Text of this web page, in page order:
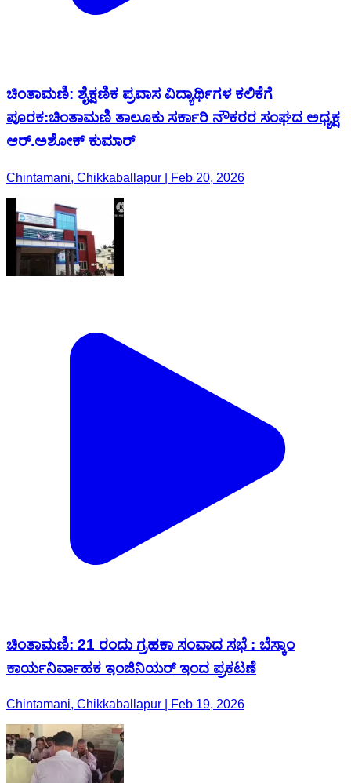
ಚಿಂತಾಮಣಿ: ಶೈಕ್ಷಣಿಕ ಪ್ರವಾಸ ವಿದ್ಯಾರ್ಥಿಗಳ ಕಲಿಕೆಗೆ
ಪೂರಕ:ಚಿಂತಾಮಣಿ ತಾಲೂಕು ಸರ್ಕಾರಿ ನೌಕರರ ಸಂಘದ ಅಧ್ಯಕ್ಷ
ಆರ್.ಅಶೋಕ್ ಕುಮಾರ್
Chintamani, Chikkaballapur | Feb 20, 2026
ಚಿಂತಾಮಣಿ: 21 ರಂದು ಗ್ರಹಕಾ ಸಂವಾದ ಸಭೆ : ಬೆಸ್ಕಾಂ
ಕಾರ್ಯನಿರ್ವಾಹಕ ಇಂಜಿನಿಯರ್ ಇಂದ ಪ್ರಕಟಣೆ
Chintamani, Chikkaballapur | Feb 19, 2026